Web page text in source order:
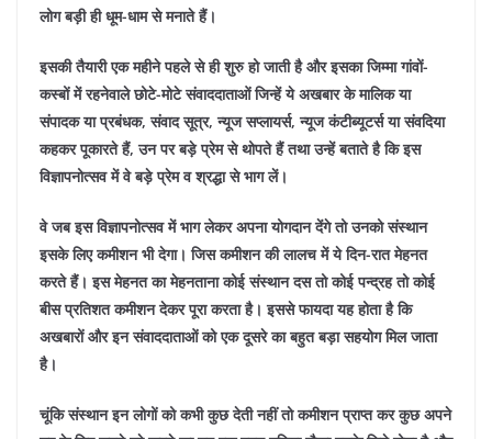
लोग बड़ी ही धूम-धाम से मनाते हैं।
इसकी तैयारी एक महीने पहले से ही शुरु हो जाती है और इसका जिम्मा गांवों-
कस्बों में रहनेवाले छोटे-मोटे संवाददाताओं जिन्हें ये अखबार के मालिक या
संपादक या प्रबंधक, संवाद सूत्र, न्यूज सप्लायर्स, न्यूज कंटीब्यूटर्स या संवदिया
कहकर पूकारते हैं, उन पर बड़े प्रेम से थोपते हैं तथा उन्हें बताते है कि इस
विज्ञापनोत्सव में वे बड़े प्रेम व श्रद्धा से भाग लें।
वे जब इस विज्ञापनोत्सव में भाग लेकर अपना योगदान देंगे तो उनको संस्थान
इसके लिए कमीशन भी देगा। जिस कमीशन की लालच में ये दिन-रात मेहनत
करते हैं। इस मेहनत का मेहनताना कोई संस्थान दस तो कोई पन्द्रह तो कोई
बीस प्रतिशत कमीशन देकर पूरा करता है। इससे फायदा यह होता है कि
अखबारों और इन संवाददाताओं को एक दूसरे का बहुत बड़ा सहयोग मिल जाता
है।
चूंकि संस्थान इन लोगों को कभी कुछ देती नहीं तो कमीशन प्राप्त कर कुछ अपने